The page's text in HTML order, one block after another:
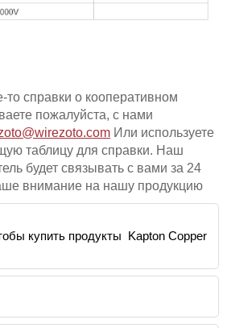
то справки о кооперативном
пожалуйста, с нами
Или используете
таблицу для справки. Наш
будет связывать с вами за 24
внимание на нашу продукцию